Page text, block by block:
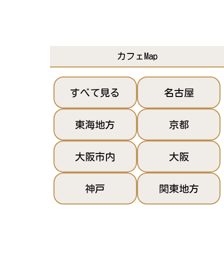
カフェMap
すべて見る 名古屋
東海地方 京都
大阪市内 大阪
神戸 関東地方